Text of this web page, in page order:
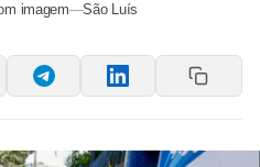
imagem—São Luís